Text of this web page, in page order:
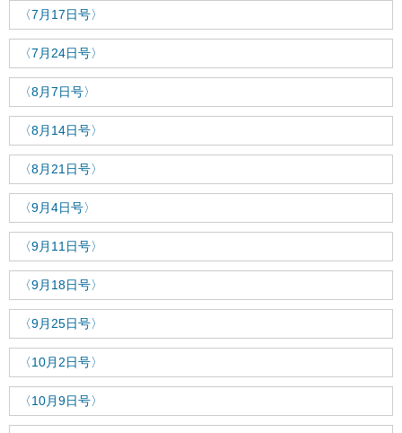
〈7月17日号〉
〈7月24日号〉
〈8月7日号〉
〈8月14日号〉
〈8月21日号〉
〈9月4日号〉
〈9月11日号〉
〈9月18日号〉
〈9月25日号〉
〈10月2日号〉
〈10月9日号〉